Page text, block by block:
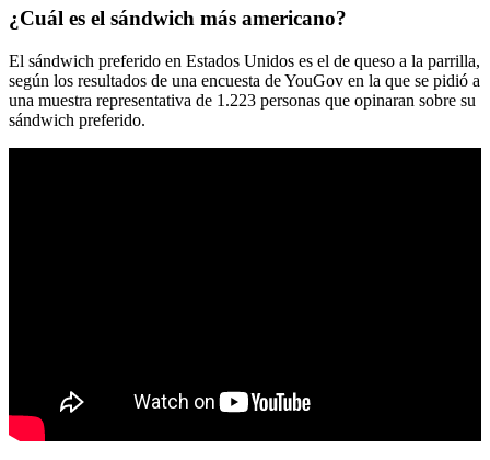
¿Cuál es el sándwich más americano?
El sándwich preferido en Estados Unidos es el de queso a la parrilla,
según los resultados de una encuesta de YouGov en la que se pidió a
una muestra representativa de 1.223 personas que opinaran sobre su
sándwich preferido.